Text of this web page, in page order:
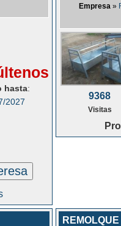
hasta:
2027
Empresa »
9368
Visitas